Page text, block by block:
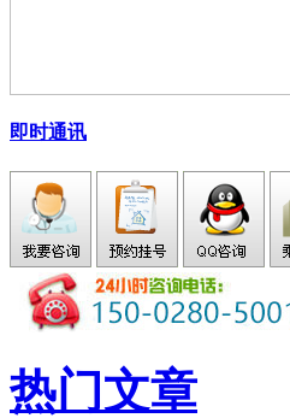
即时通讯
热门文章